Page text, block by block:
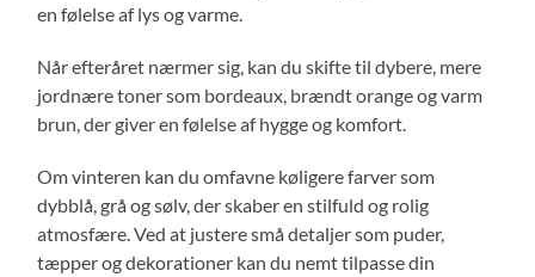
en følelse af lys og varme.
Når efteråret nærmer sig, kan du skifte til dybere, mere
jordnære toner som bordeaux, brændt orange og varm
brun, der giver en følelse af hygge og komfort.
Om vinteren kan du omfavne køligere farver som
dybblå, grå og sølv, der skaber en stilfuld og rolig
atmosfære. Ved at justere små detaljer som puder,
tæpper og dekorationer kan du nemt tilpasse din